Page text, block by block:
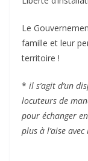
Le
famille et leur
territoire !
* il s’agit d’un
locuteurs de
pour échanger
plus à l’aise